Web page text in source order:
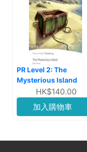
PR Level 2: The
Mysterious Island
HK$140.00
加入購物車